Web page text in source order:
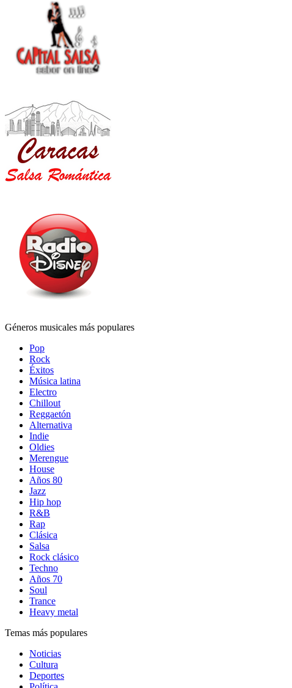
Géneros musicales más populares
Pop
Rock
Éxitos
Música latina
Electro
Chillout
Reggaetón
Alternativa
Indie
Oldies
Merengue
House
Años 80
Jazz
Hip hop
R&B
Rap
Clásica
Salsa
Rock clásico
Techno
Años 70
Soul
Trance
Heavy metal
Temas más populares
Noticias
Cultura
Deportes